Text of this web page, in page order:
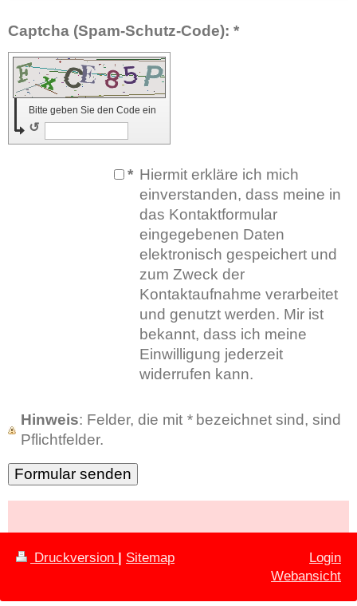
Captcha (Spam-Schutz-Code): *
Bitte geben Sie den Code ein
↺
* Hiermit erkläre ich mich
einverstanden, dass meine in
das Kontaktformular
eingegebenen Daten
elektronisch gespeichert und
zum Zweck der
Kontaktaufnahme verarbeitet
und genutzt werden. Mir ist
bekannt, dass ich meine
Einwilligung jederzeit
widerrufen kann.
Hinweis : Felder, die mit *bezeichnet sind, sind
Pflichtfelder.
Druckversion | Sitemap
Login
Webansicht